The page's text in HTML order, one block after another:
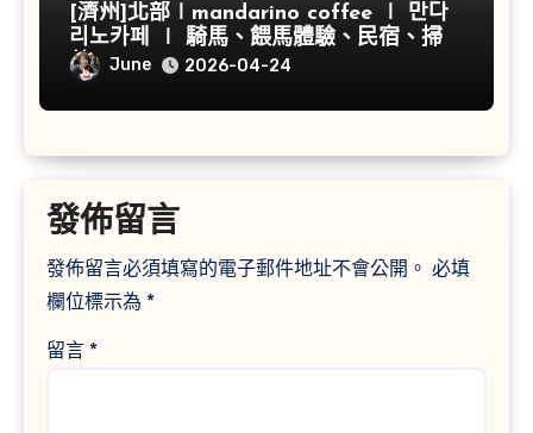
[濟州]北部∣mandarino coffee ∣ 만다
리노카페 ∣ 騎馬、餵馬體驗、民宿、掃帚
草
June 2026-04-24
發佈留言
發佈留言必須填寫的電子郵件地址不會公開。 必填
欄位標示為 *
留言 *